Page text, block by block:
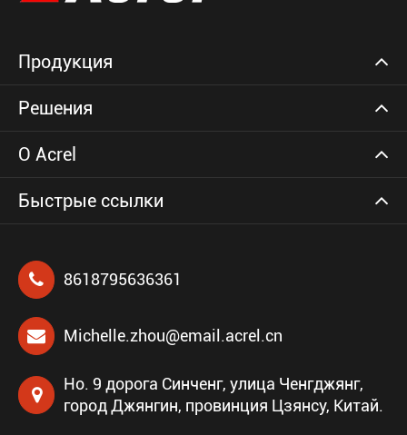
Продукция
Решения
О Acrel
Быстрые ссылки
8618795636361
Michelle.zhou@email.acrel.cn
Но. 9 дорога Синченг, улица Ченгджянг,
город Джянгин, провинция Цзянсу, Китай.